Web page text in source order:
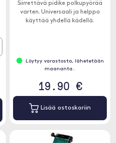
Siirrettävä pidike polkupyörää
varten. Universaali ja helppo
käyttää yhdellä kädellä.
Löytyy varastosta, lähetetään
maananta..
19.90 €
Lisää ostoskoriin